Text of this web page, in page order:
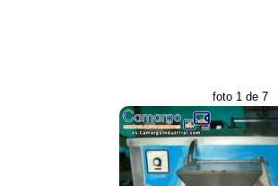
foto 1 de 7